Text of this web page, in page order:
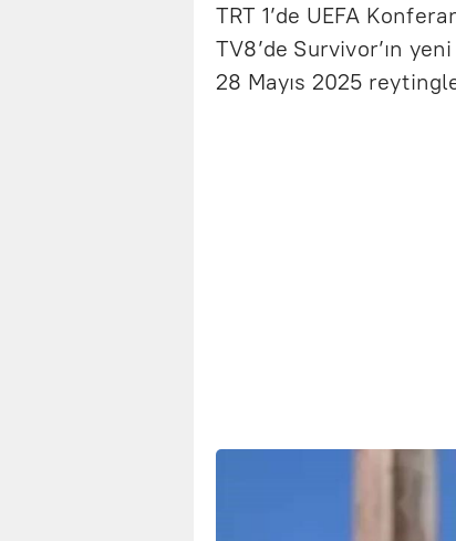
TRT 1’de UEFA
TV8’de Survivor’ın
28 Mayıs 2025